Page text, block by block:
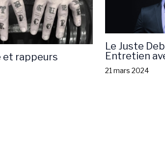
et rappeurs
Le Juste
Entretien
21 mars 2024